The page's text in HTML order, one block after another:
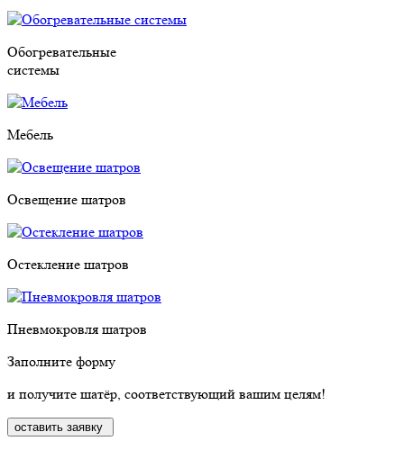
Обогревательные
системы
Мебель
Освещение шатров
Остекление шатров
Пневмокровля шатров
Заполните форму
и получите шатёр, соответствующий вашим целям!
оставить заявку